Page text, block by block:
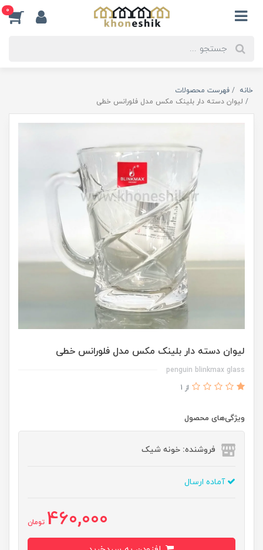
0
خانه
فهرست محصولات
لیوان دسته دار بلینک مکس مدل فلورانس خطی
لیوان دسته دار بلینک مکس مدل فلورانس خطی
penguin blinkmax glass
از 1
ویژگی‌های محصول
فروشنده: خونه شیک
آماده ارسال
460,000 تومان